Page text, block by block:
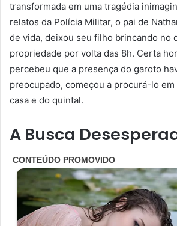
transformada em uma tragédia
relatos da Polícia Militar, o pai de
de vida, deixou seu filho brincando no
propriedade por volta das 8h. Certa
percebeu que a presença do garoto
preocupado, começou a procurá-lo
casa e do quintal.
A Busca